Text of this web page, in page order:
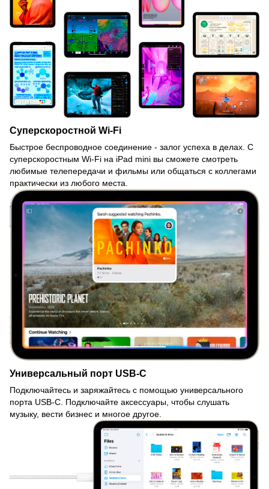
Суперскоростной Wi-Fi
Быстрое беспроводное соединение - залог успеха в делах. С
суперскоростным Wi-Fi на iPad mini вы сможете смотреть
любимые телепередачи и фильмы или общаться с коллегами
практически из любого места.
Универсальный порт USB-C
Подключайтесь и заряжайтесь с помощью универсального
порта USB-C. Подключайте аксессуары, чтобы слушать
музыку, вести бизнес и многое другое.